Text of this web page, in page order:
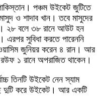
পঞ্চম উইকেট জুটিতে
ও শাদাব খান। তবে মাসুদের
২৮ বলে ৩৮ রানে আউট হন
এরপর সুবিধা করতে পারেননি
জুনিয়র করেন ৪ রান। আর
১ রানে অপরাজিত থাকেন।
তিনটি উইকেট নেন স্যাম
দুটি করে উইকেট। আর একটি